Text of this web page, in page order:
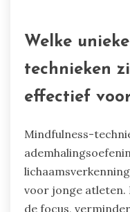
Welke
technieken